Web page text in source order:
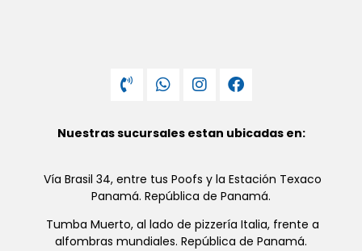
Nuestras sucursales estan ubicadas en:
Vía Brasil 34, entre tus Poofs y la Estación Texaco
Panamá. República de Panamá.
Tumba Muerto, al lado de pizzería Italia, frente a
alfombras mundiales. República de Panamá.